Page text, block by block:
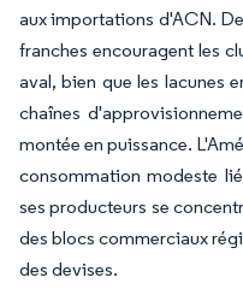
aux importations d'ACN.
franches encouragent les
aval, bien que les lacunes
chaînes
montée en puissance.
consommation modeste
ses producteurs se
des blocs commerciaux
des devises.